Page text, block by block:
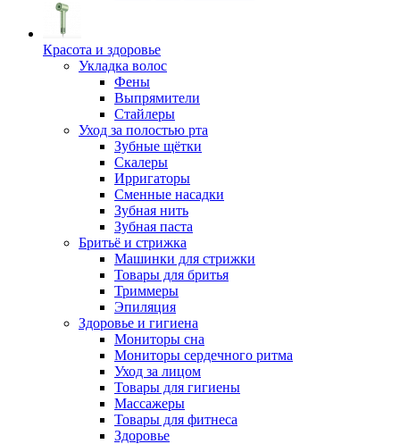
Красота и здоровье
Укладка волос
Фены
Выпрямители
Стайлеры
Уход за полостью рта
Зубные щётки
Скалеры
Ирригаторы
Сменные насадки
Зубная нить
Зубная паста
Бритьё и стрижка
Машинки для стрижки
Товары для бритья
Триммеры
Эпиляция
Здоровье и гигиена
Мониторы сна
Мониторы сердечного ритма
Уход за лицом
Товары для гигиены
Массажеры
Товары для фитнеса
Здоровье